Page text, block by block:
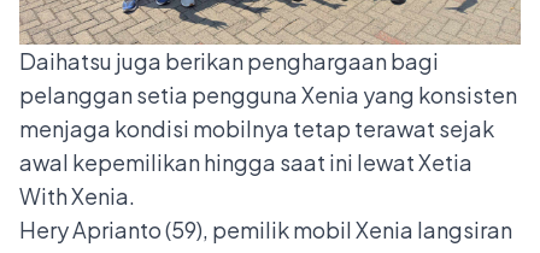
Daihatsu juga berikan penghargaan bagi
pelanggan setia pengguna Xenia yang konsisten
menjaga kondisi mobilnya tetap terawat sejak
awal kepemilikan hingga saat ini lewat Xetia
With Xenia.
Hery Aprianto (59), pemilik mobil Xenia langsiran